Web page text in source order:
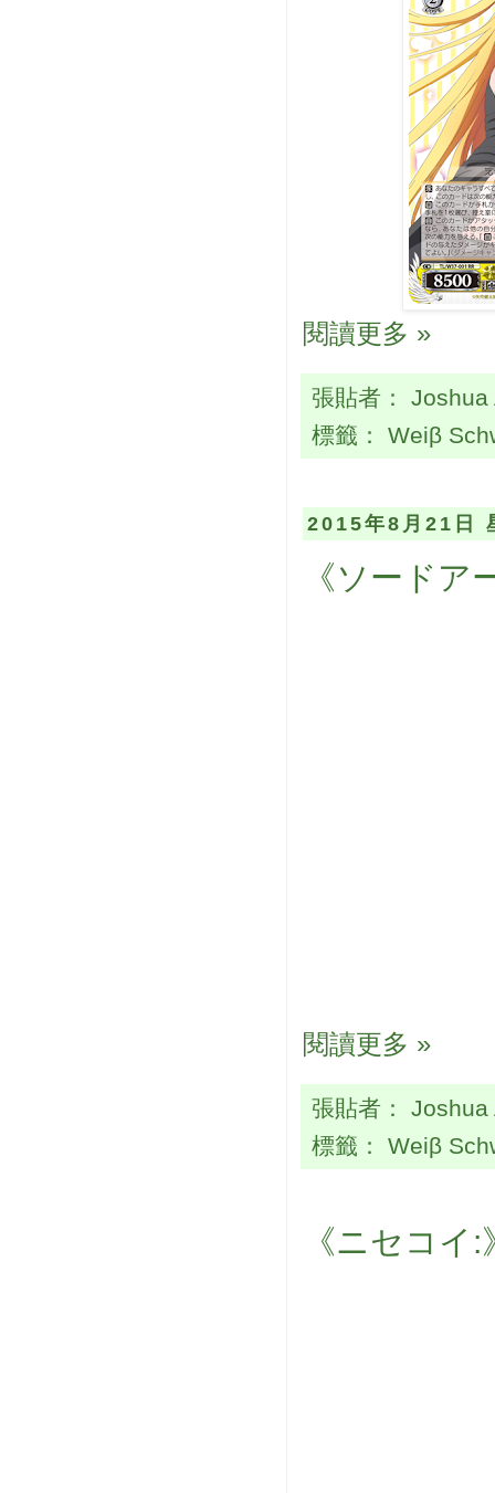
閱讀更多 »
張貼者：
標籤： Weiβ
2015年8月21日
《ソードア
閱讀更多 »
張貼者：
標籤： Weiβ
《ニセコイ